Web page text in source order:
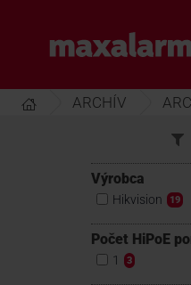
hlavnému
www.maxalarm.sk
ARCHÍV
Výrobca
Hikvision 19
Počet HiPoE
1 3